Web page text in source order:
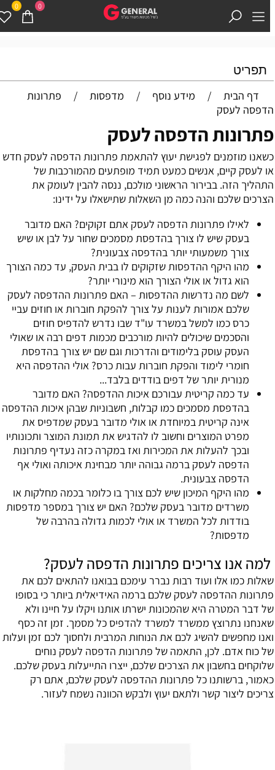
0 0
תפריט
דף הבית / מידע נוסף / מדפסות /
פתרונות
לעסק
הדפסה לעסק
מוזמנים לפגישת יעוץ להתאמת פתרונות הדפסה לעסק חדש
לעסק קיים, אנשים כמעט תמיד מופתעים מהמורכבות של
הזה. בבירור הראשוני מולכם, ננסה להבין לעומק את
שלכם והנה כמה מן השאלות שתישאלו על ידינו:
לאילו פתרונות הדפסה לעסק אתם זקוקים? האם מדובר
בעסק שיש לו צורך בהדפסת מסמכים שחור על לבן או שיש
צורך משמעותי יותר בהדפסה צבעונית?
מהו היקף ההדפסות שזקוקים לו בבית העסק, עד כמה הצורך
הוא גדול או אולי הצורך הוא מינורי יותר?
לשם מה נדרשות ההדפסות – האם פתרונות ההדפסה לעסק
שלכם אמורות לענות על צורך להפקת חוברות או חוזים עביי
כרס כמו למשל במשרד עו"ד שבו נדרש להדפיס חוזים
והסכמים שיכולים להיות מורכבים מכמות דפים רבה או שאולי
העסק עוסק בלימודים והדרכות וגם שם יש צורך בהדפסת
חומרי לימוד והפקת חוברות עבות כרס? אולי ההדפסה היא
מנורית יותר של דפים בודדים בלבד...
עד כמה קריטית עבורכם איכות ההדפסה? האם מדובר
בהדפסת מסמכים כמו קבלות, חשבוניות שבהן איכות ההדפסה
אינה קריטית במיוחדת או אולי מדובר בעסק שמדפיס את
מפרט המוצרים וחשוב לו להדגיש את תמונת המוצר ותכונותיו
ובכך להעלות את המכירות ואז במקרה כזה נעדיף פתרונות
הדפסה לעסק ברמה גבוהה יותר מבחינת איכותה ואולי אף
הדפסה צבעונית.
מהו היקף המיכון שיש לכם צורך בו כלומר בכמה מחלקות או
משרדים מדובר בעסק שלכם? האם יש צורך במספר מדפסות
בודדות לכל המשרד או אולי לכמות גדולה בהרבה של
מדפסות?
אנו צריכים פתרונות הדפסה לעסק?
כמו אלו ועוד רבות נברר עימכם בבואנו להתאים לכם את
ההדפסה לעסק שלכם ברמה האידיאלית ביותר כי בסופו
דבר המטרה היא שהמכונות ישרתו אותנו ויקלו על חיינו ולא
נתרוצץ ממשרד למשרד להדפיס כל מסמך. זמן זה כסף
מחפשים להשיג לכם את הנוחות המרבית ולחסוך לכם זמן ועלות
כוח אדם. לכן, התאמה של פתרונות הדפסה לעסק נוחים
בחשבון את הצרכים שלכם, ייצרו התייעלות בעסק שלכם.
ברשותנו כל פתרונות ההדפסה לעסק שלכם, אתם רק
ליצור קשר ולתאם יעוץ ולבקש הכוונה נשמח לעזור.